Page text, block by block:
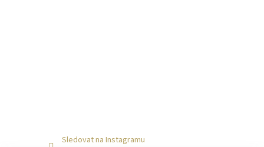
Sledovat na Instagramu